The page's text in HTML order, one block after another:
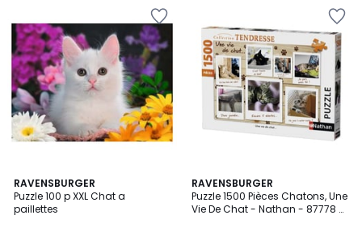
RAVENSBURGER
Puzzle 100 p XXL Chat a
paillettes
RAVENSBURGER
Puzzle 1500 Pièces Chatons, Une
Vie De Chat - Nathan - 87778 -